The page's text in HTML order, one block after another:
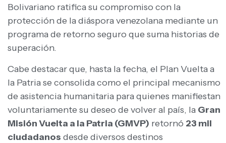
Bolivariano ratifica su compromiso con la
protección de la diáspora venezolana mediante un
programa de retorno seguro que suma historias de
superación.
Cabe destacar que, hasta la fecha, el Plan Vuelta a
la Patria se consolida como el principal mecanismo
de asistencia humanitaria para quienes manifiestan
voluntariamente su deseo de volver al país, la Gran
Misión Vuelta a la Patria (GMVP) retornó 23 mil
ciudadanos desde diversos destinos